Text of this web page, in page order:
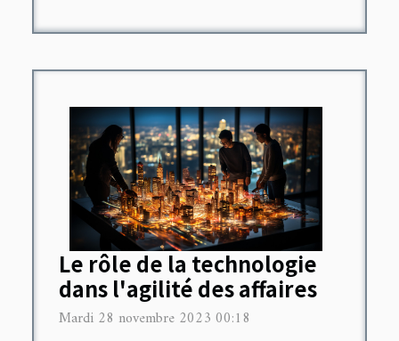
Le rôle de la technologie
dans l'agilité des affaires
Mardi 28 novembre 2023 00:18